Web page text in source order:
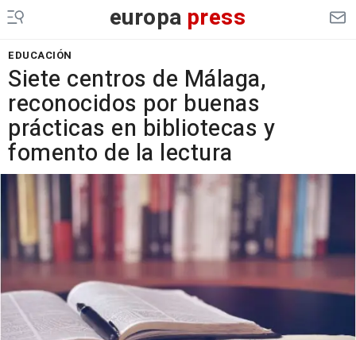
europa press
EDUCACIÓN
Siete centros de Málaga,
reconocidos por buenas
prácticas en bibliotecas y
fomento de la lectura